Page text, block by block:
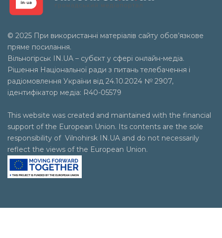
© 2025 При використанні матеріалів сайту обов’язкове
пряме посилання.
Вільногірськ
IN.UA – субєкт у сфері онлайн-медіа.
Рішення Національної ради з питань телебачення і
радіомовлення України від 24.10.2024 № 2907,
ідентифікатор медіа: R40-05579
This website was created and maintained with the financial
support of the European Union. Its contents are the sole
responsibility of Vilnohirsk IN.UA and do not necessarily
reflect the views of the European Union.